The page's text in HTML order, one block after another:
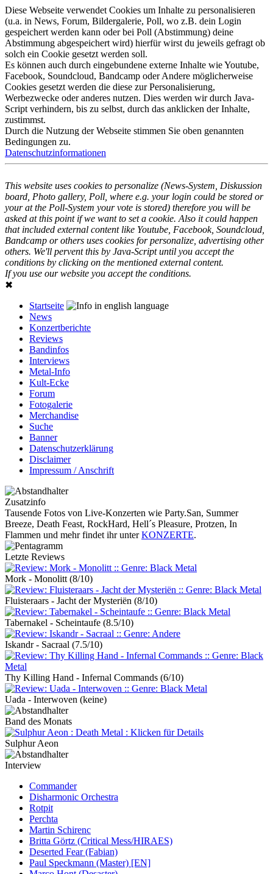
Diese Webseite verwendet Cookies um Inhalte zu personalisieren
(u.a. in News, Forum, Bildergalerie, Poll, wo z.B. dein Login
gespeichert werden kann oder bei Poll (Abstimmung) deine
Abstimmung abgespeichert wird) hierfür wirst du jeweils gefragt ob
solch ein Cookie gesetzt werden soll.
Es können auch durch eingebundene externe Inhalte wie Youtube,
Facebook, Soundcloud, Bandcamp oder Andere möglicherweise
Cookies gesetzt werden die diese zur Personalisierung,
Werbezwecke oder anderes nutzen. Dies werden wir durch Java-
Script verhindern, bis zu selbst, durch das anklicken der Inhalte,
zustimmst.
Durch die Nutzung der Webseite stimmen Sie oben genannten
Bedingungen zu.
Datenschutzinformationen
This website uses cookies to personalize (News-System, Diskussion
board, Photo gallery, Poll, where e.g. your login could be stored or
your at the Poll-System your vote is stored) therefore you will be
asked at this point if we want to set a cookie. Also it could happen
that included external content like Youtube, Facebook, Soundcloud,
Bandcamp or others uses cookies for personalize, advertising other
others. We'll pervent this by Java-Script until you accept the
conditions by clicking on the mentioned external content.
If you use our website you accept the conditions.
✖
Startseite
News
Konzertberichte
Reviews
Bandinfos
Interviews
Metal-Info
Kult-Ecke
Forum
Fotogalerie
Merchandise
Suche
Banner
Datenschutzerklärung
Disclaimer
Impressum / Anschrift
Zusatzinfo
Tausende Fotos von Live-Konzerten wie Party.San, Summer
Breeze, Death Feast, RockHard, Hell´s Pleasure, Protzen, In
Flammen und mehr findet ihr unterKONZERTE.
Letzte Reviews
Mork - Monolitt (8/10)
Fluisteraars - Jacht der Mysteriën (8/10)
Tabernakel - Scheintaufe (8.5/10)
Iskandr - Sacraal (7.5/10)
Thy Killing Hand - Infernal Commands (6/10)
Uada - Interwoven (keine)
Band des Monats
Sulphur Aeon
Interview
Commander
Disharmonic Orchestra
Rotpit
Perchta
Martin Schirenc
Britta Görtz (Critical Mess/HIRAES)
Deserted Fear (Fabian)
Paul Speckmann (Master) [EN]